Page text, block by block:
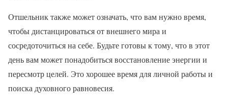
Отшельник также может означать, что вам нужно время,
чтобы дистанцироваться от внешнего мира и
сосредоточиться на себе. Будьте готовы к тому, что в этот
день вам может понадобиться восстановление энергии и
пересмотр целей. Это хорошее время для личной работы и
поиска духовного равновесия.